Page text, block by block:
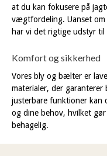
at du kan fokusere på
vægtfordeling. Uanset
har vi det rigtige udstyr til
Komfort og sikkerhed
Vores bly og bælter er
materialer, der
justerbare funktioner kan
og dine behov, hvilket
behagelig.